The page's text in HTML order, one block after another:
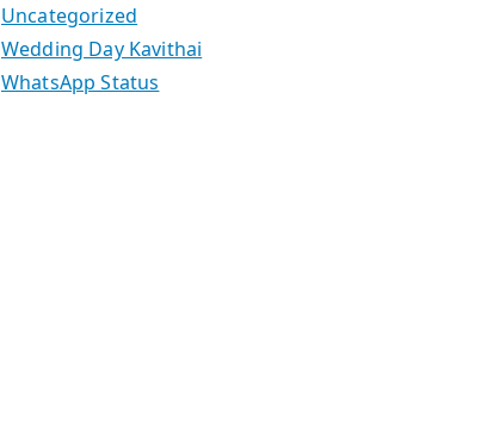
Uncategorized
Wedding Day Kavithai
WhatsApp Status